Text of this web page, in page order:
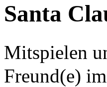
Santa
Mitspielen
Freund(e)